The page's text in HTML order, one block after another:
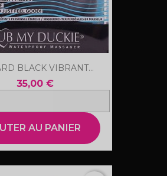
BLACK VIBRANT...
35,00 €
AU PANIER